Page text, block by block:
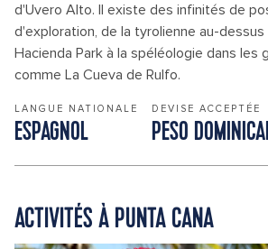
d'Uvero Alto. Il existe des infinités de
d'exploration, de la tyrolienne au-
Hacienda Park à la spéléologie dans les
comme La Cueva de Rulfo.
LANGUE NATIONALE
ESPAGNOL
DEVISE ACCEPTÉE
PESO
ACTIVITÉS À PUNTA CANA